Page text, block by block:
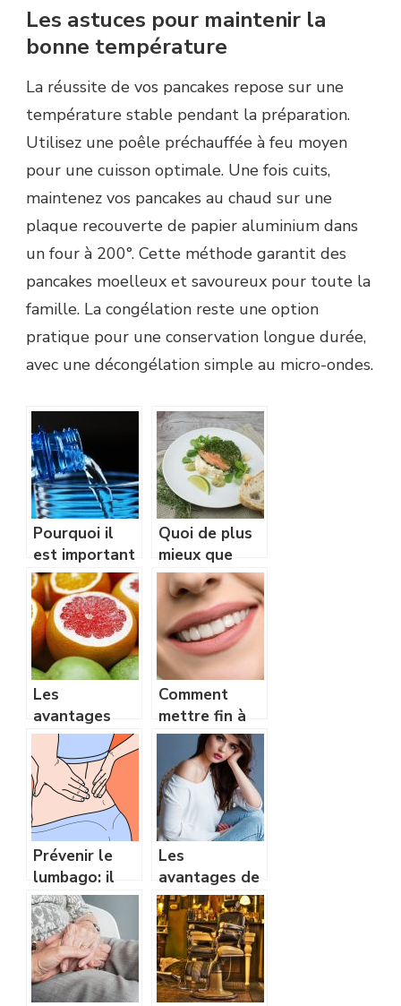
Les astuces pour maintenir la
bonne température
La réussite de vos pancakes repose sur une
température stable pendant la préparation.
Utilisez une poêle préchauffée à feu moyen
pour une cuisson optimale. Une fois cuits,
maintenez vos pancakes au chaud sur une
plaque recouverte de papier aluminium dans
un four à 200°. Cette méthode garantit des
pancakes moelleux et savoureux pour toute la
famille. La congélation reste une option
pratique pour une conservation longue durée,
avec une décongélation simple au micro-ondes.
Pourquoi il
est important
de boire l’eau
régulièrement?
Quoi de plus
mieux que
votre santé?
Les
avantages
que vous tirez
de l’extrait de
pépins de
pamplemousse
Comment
mettre fin à
vos
complexes
concernant
votre nez?
Prévenir le
lumbago: il
n’est jamais
trop tôt pour
réagir!
Les
avantages de
la technologie
d’hydrafacial